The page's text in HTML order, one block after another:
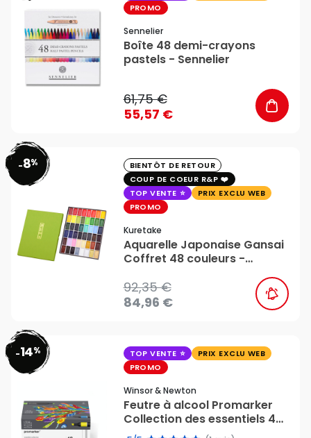
PROMO
Sennelier
Boîte 48 demi-crayons
pastels - Sennelier
61,75 €
55,57 €
-8%
BIENTÔT DE RETOUR
COUP DE COEUR R&P
TOP VENTE
PRIX EXCLU WEB
PROMO
Kuretake
Aquarelle Japonaise Gansai
Coffret 48 couleurs -
92,35 €
84,96 €
-14% TOP VENTE
PRIX EXCLU WEB
PROMO
Winsor & Newton
Feutre à alcool Promarker
Collection des essentiels 48
couleurs - Winsor & Newton